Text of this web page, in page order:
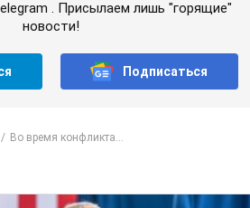
Джо Байдена
который